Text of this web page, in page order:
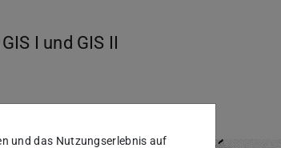
I und GIS II
und das Nutzungserlebnis auf